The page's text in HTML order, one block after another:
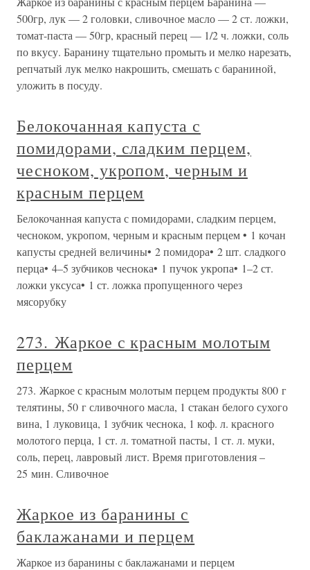
500гр, лук — 2 головки, сливочное масло — 2 ст. ложки,
томат-паста — 50гр, красный перец — 1/2 ч. ложки, соль
по вкусу. Баранину тщательно промыть и мелко нарезать,
репчатый лук мелко накрошить, смешать с бараниной,
уложить в посуду.
Белокочанная капуста с
помидорами, сладким перцем,
чесноком, укропом, черным и
красным перцем
Белокочанная капуста с помидорами, сладким перцем,
чесноком, укропом, черным и красным перцем • 1 кочан
капусты средней величины• 2 помидора• 2 шт. сладкого
перца• 4–5 зубчиков чеснока• 1 пучок укропа• 1–2 ст.
ложки уксуса• 1 ст. ложка пропущенного через
мясорубку
273. Жаркое с красным молотым
перцем
273. Жаркое с красным молотым перцем продукты 800 г
телятины, 50 г сливочного масла, 1 стакан белого сухого
вина, 1 луковица, 1 зубчик чеснока, 1 коф. л. красного
молотого перца, 1 ст. л. томатной пасты, 1 ст. л. муки,
соль, перец, лавровый лист. Время приготовления –
25 мин. Сливочное
Жаркое из баранины с
баклажанами и перцем
Жаркое из баранины с баклажанами и перцем